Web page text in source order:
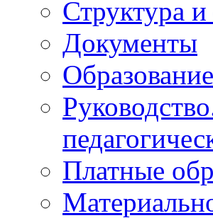
Структура
Документы
Образование
Платные